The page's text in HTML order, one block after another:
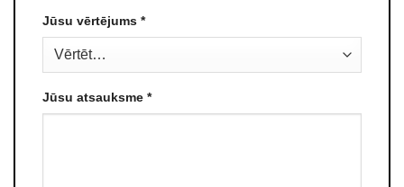
Jūsu vērtējums *
Jūsu atsauksme *